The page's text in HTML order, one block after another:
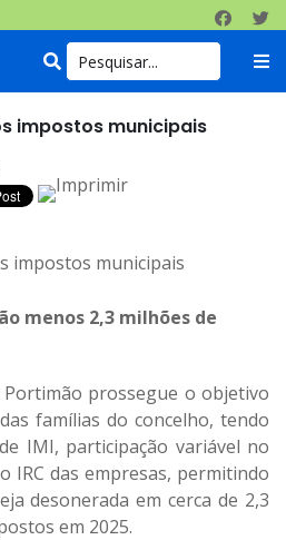
impostos municipais
menos 2,3 milhões de
Portimão prossegue o objetivo
famílias do concelho, tendo
IMI, participação variável no
IRC das empresas, permitindo
desonerada em cerca de 2,3
em 2025.